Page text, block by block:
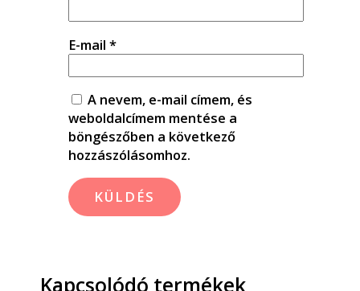
E-mail *
A nevem, e-mail címem, és
weboldalcímem mentése a
böngészőben a következő
hozzászólásomhoz.
Kapcsolódó termékek